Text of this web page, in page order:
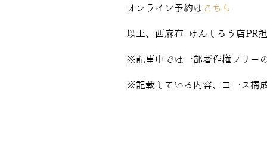
オンライン予約は こちら
以上、西麻布 けんしろう店PR
※記事中では一部著作権フリー
※記載している内容、コース構